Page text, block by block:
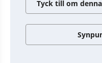
Tyck till om